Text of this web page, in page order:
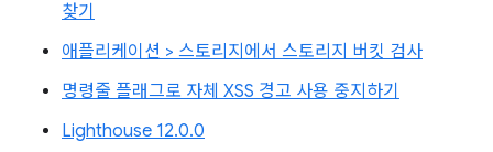
찾기
애플리케이션 > 스토리지에서 스토리지 버킷 검사
명령줄 플래그로 자체 XSS 경고 사용 중지하기
Lighthouse 12.0.0